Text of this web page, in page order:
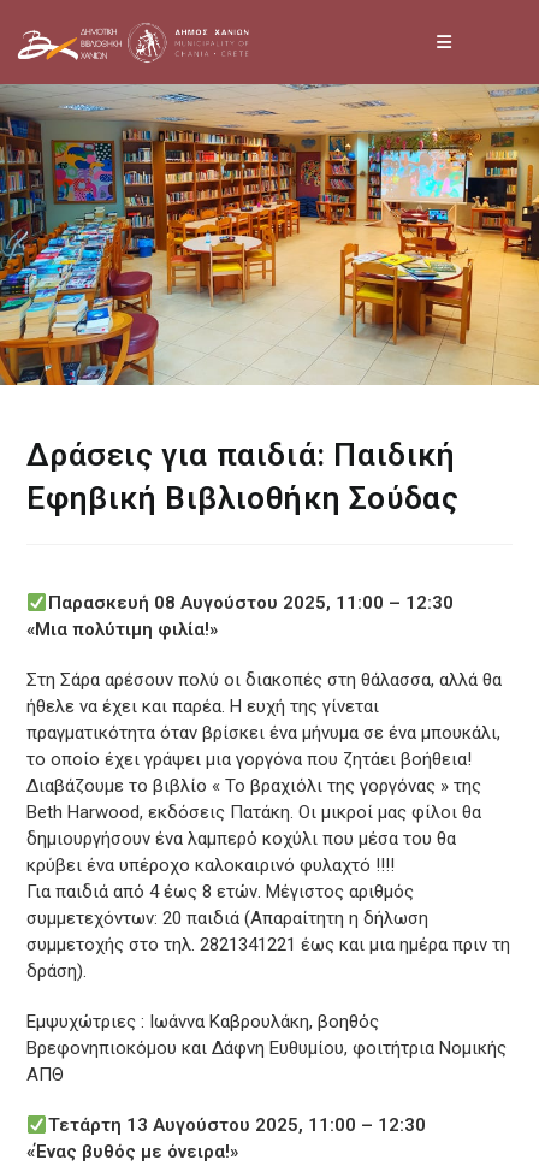
to
content
Δράσεις για παιδιά: Παιδική
Εφηβική Βιβλιοθήκη Σούδας
Παρασκευή 08 Αυγούστου 2025, 11:00 – 12:30
«Μια πολύτιμη φιλία!»
Στη Σάρα αρέσουν πολύ οι διακοπές στη θάλασσα, αλλά θα
ήθελε να έχει και παρέα. Η ευχή της γίνεται
πραγματικότητα όταν βρίσκει ένα μήνυμα σε ένα μπουκάλι,
το οποίο έχει γράψει μια γοργόνα που ζητάει βοήθεια!
Διαβάζουμε το βιβλίο « Το βραχιόλι της γοργόνας » της
Beth Harwood, εκδόσεις Πατάκη. Οι μικροί μας φίλοι θα
δημιουργήσουν ένα λαμπερό κοχύλι που μέσα του θα
κρύβει ένα υπέροχο καλοκαιρινό φυλαχτό !!!!
Για παιδιά από 4 έως 8 ετών. Μέγιστος αριθμός
συμμετεχόντων: 20 παιδιά (Απαραίτητη η δήλωση
συμμετοχής στο τηλ. 2821341221 έως και μια ημέρα πριν τη
δράση).
Εμψυχώτριες : Ιωάννα Καβρουλάκη, βοηθός
Βρεφονηπιοκόμου και Δάφνη Ευθυμίου, φοιτήτρια Νομικής
ΑΠΘ
Τετάρτη 13 Αυγούστου 2025, 11:00 – 12:30
«Ένας βυθός με όνειρα!»